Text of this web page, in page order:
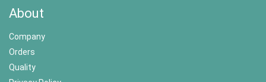
About
Company
Orders
Quality